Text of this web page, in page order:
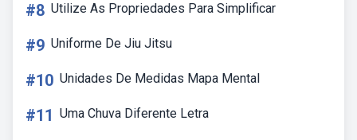
#8 Utilize As Propriedades Para Simplificar
#9 Uniforme De Jiu Jitsu
#10 Unidades De Medidas Mapa Mental
#11 Uma Chuva Diferente Letra